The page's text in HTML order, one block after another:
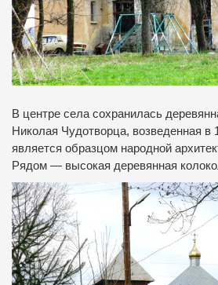
В центре села сохранилась
Николая Чудотворца, возведенная в
является образцом народной
Рядом — высокая деревянная